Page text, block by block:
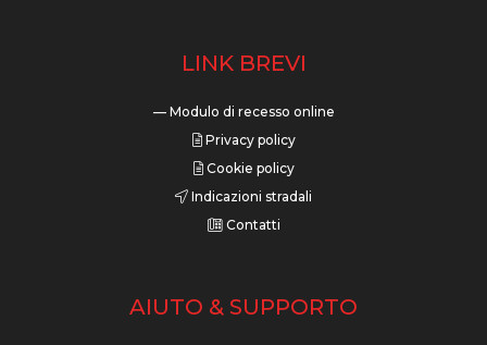
LINK BREVI
— Modulo di recesso online
Privacy policy
Cookie policy
Indicazioni stradali
Contatti
AIUTO & SUPPORTO